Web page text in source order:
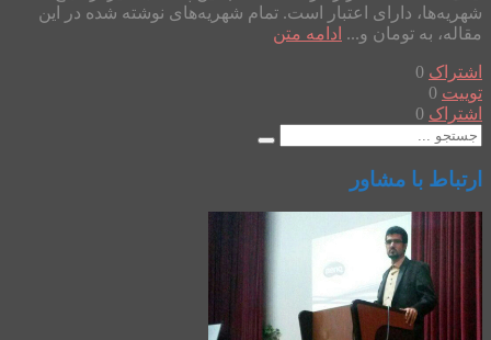
شهریه‌ها، دارای اعتبار است. تمام شهریه‌های نوشته شده در این
مقاله، به تومان و... ادامه متن
اشتراک 0
توییت 0
اشتراک 0
ارتباط با مشاور